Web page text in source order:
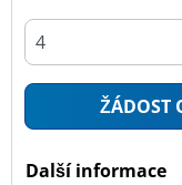
ŽÁDOST
Další informace